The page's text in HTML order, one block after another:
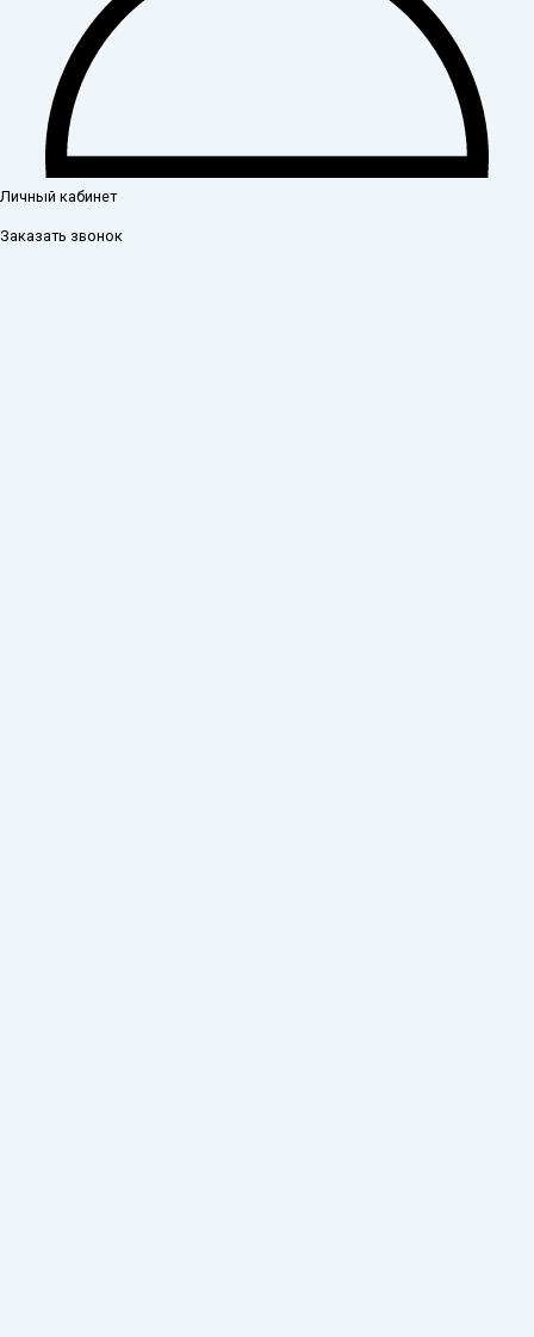
Личный кабинет
Заказать звонок